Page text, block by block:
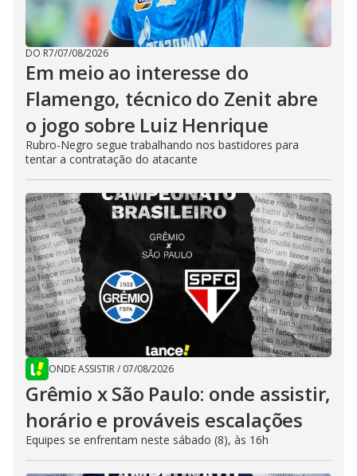
DO R7/07/08/2026
Em meio ao interesse do
Flamengo, técnico do Zenit abre
o jogo sobre Luiz Henrique
Rubro-Negro segue trabalhando nos bastidores para
tentar a contratação do atacante
ONDE ASSISTIR/ 07/08/2026
Grêmio x São Paulo: onde assistir,
horário e prováveis escalações
Equipes se enfrentam neste sábado (8), às 16h